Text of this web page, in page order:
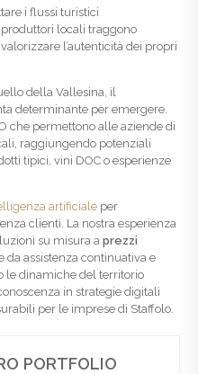
i flussi turistici
locali traggono
l’autenticità dei propri
della Vallesina, il
determinante per emergere.
che permettono alle aziende di
raggiungendo potenziali
tipici, vini DOC o esperienze
artificiale per
clienti. La nostra esperienza
su misura aprezzi
da assistenza continuativa e
le dinamiche del territorio
in strategie digitali
per le imprese di Staffolo.
PORTFOLIO